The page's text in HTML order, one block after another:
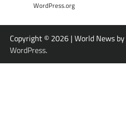
WordPress.org
Copyright © 2026 | World News by
WordPress.